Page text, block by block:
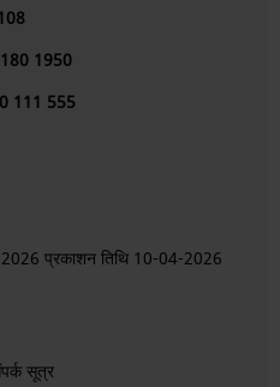
1950
111 555
प्रकाशन तिथि 10-04-2026
सूत्र